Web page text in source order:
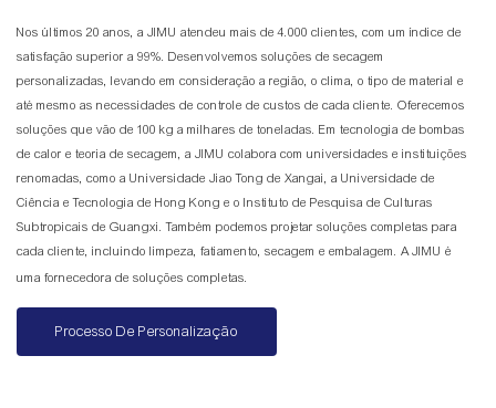
Nos últimos 20 anos, a JIMU atendeu mais de 4.000 clientes, com um índice de
satisfação superior a 99%. Desenvolvemos soluções de secagem
personalizadas, levando em consideração a região, o clima, o tipo de material e
até mesmo as necessidades de controle de custos de cada cliente. Oferecemos
soluções que vão de 100 kg a milhares de toneladas. Em tecnologia de bombas
de calor e teoria de secagem, a JIMU colabora com universidades e instituições
renomadas, como a Universidade Jiao Tong de Xangai, a Universidade de
Ciência e Tecnologia de Hong Kong e o Instituto de Pesquisa de Culturas
Subtropicais de Guangxi. Também podemos projetar soluções completas para
cada cliente, incluindo limpeza, fatiamento, secagem e embalagem. A JIMU é
uma fornecedora de soluções completas.
Processo De Personalização